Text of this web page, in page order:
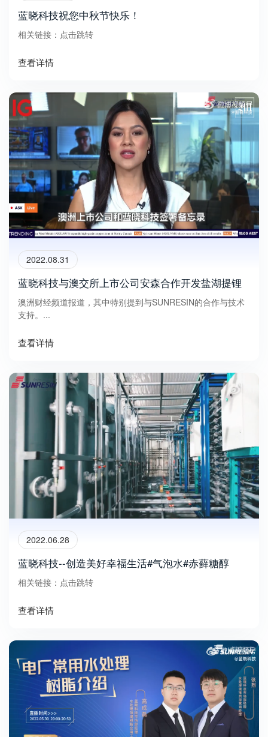
蓝晓科技祝您中秋节快乐！
相关链接：点击跳转
查看详情
2022.08.31
蓝晓科技与澳交所上市公司安森合作开发盐湖提锂
澳洲财经频道报道，其中特别提到与SUNRESIN的合作与技术
支持。...
查看详情
2022.06.28
蓝晓科技--创造美好幸福生活#气泡水#赤藓糖醇
相关链接：点击跳转
查看详情